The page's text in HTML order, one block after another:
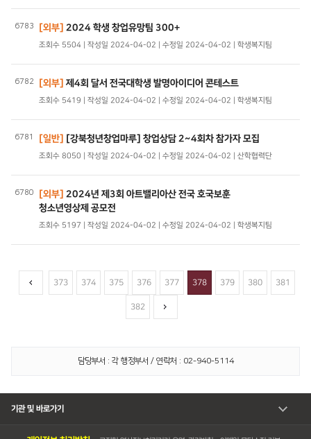
6783 [외부] 2024 학생 창업유망팀 300+
조회수 5504 | 작성일 2024-04-02 | 수정일 2024-04-02 | 학생복지팀
6782 [외부] 제4회 달서 전국대학생 발명아이디어 콘테스트
조회수 5419 | 작성일 2024-04-02 | 수정일 2024-04-02 | 학생복지팀
6781 [일반] [강북청년창업마루] 창업상담 2~4회차 참가자 모집
조회수 8050 | 작성일 2024-04-02 | 수정일 2024-04-02 | 산학협력단
6780 [외부] 2024년 제3회 아트밸리아산 전국 호국보훈
청소년영상제 공모전
조회수 5197 | 작성일 2024-04-02 | 수정일 2024-04-02 | 학생복지팀
373 374 375 376 377 378 379 380 381
382
담당부서 : 각 행정부서 / 연락처 : 02-940-5114
기관 및 바로가기